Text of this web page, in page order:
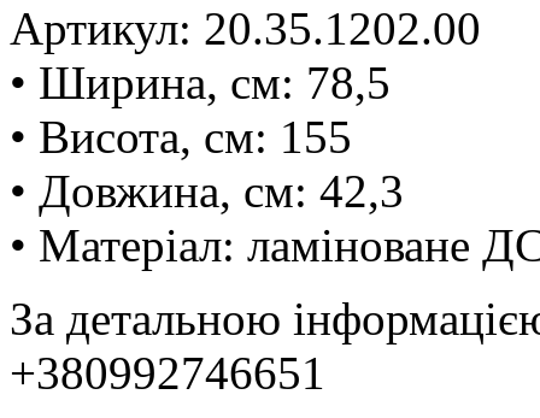
Артикул: 20.35.1202.00
• Ширина, см: 78,5
• Висота, см: 155
• Довжина, cм: 42,3
• Матеріал: ламіноване
За детальною
+380992746651